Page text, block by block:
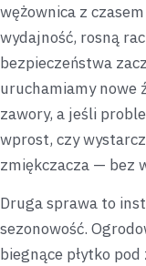
wężownica z
wydajność, rosną
bezpieczeństwa
uruchamiamy nowe
zawory, a jeśli
wprost, czy
zmiękczacza — bez
Druga sprawa to
sezonowość.
biegnące płytko